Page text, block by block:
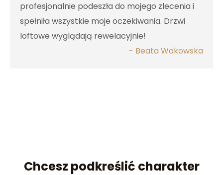
profesjonalnie podeszła do mojego zlecenia i
spełniła wszystkie moje oczekiwania. Drzwi
loftowe wyglądają rewelacyjnie!
- Beata Wakowska
Chcesz podkreślić charakter